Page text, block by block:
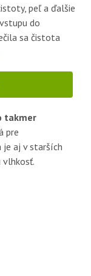
peľ a ďalšie
do
sa čistota
takmer
pre
je aj v starších
vlhkosť.